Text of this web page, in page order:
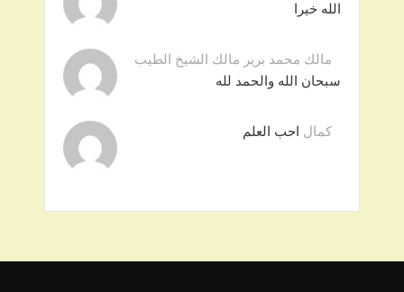
الله خيرا
مالك محمد برير مالك الشيخ الطيب
سبحان الله والحمد لله
كمال احب العلم